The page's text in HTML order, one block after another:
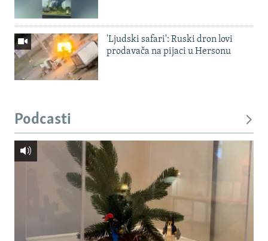
'Ljudski safari': Ruski dron lovi
prodavača na pijaci u Hersonu
Podcasti